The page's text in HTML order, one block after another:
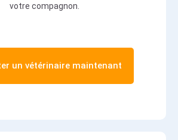
votre compagnon.
un vétérinaire maintenant